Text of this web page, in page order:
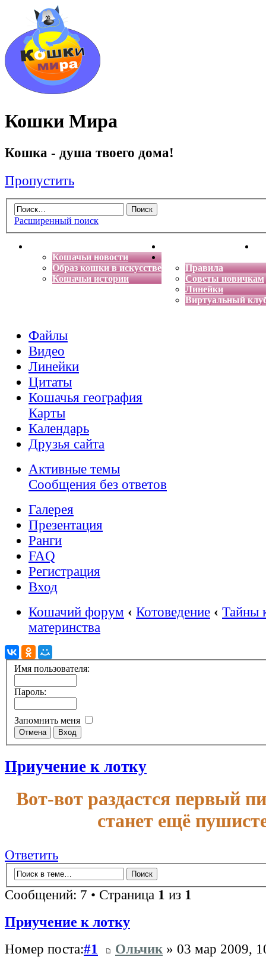
Кошки Мира
Кошка - душа твоего дома!
Пропустить
Расширенный поиск
Кошачьи новости
Образ кошки в искусстве
Кошачьи истории
Энциклопедия кошек
Правила
Советы новичкам
Линейки
Виртуальный
Файлы
Видео
Линейки
Цитаты
Кошачья география
Карты
Календарь
Друзья сайта
Активные темы
Сообщения без ответов
Галерея
Презентация
Ранги
FAQ
Регистрация
Вход
Кошачий форум ‹ Котоведение ‹ Тайны
материнства
Имя пользователя:
Пароль:
Запомнить меня
Приучение к лотку
Вот-вот раздастся первый
станет ещё
Ответить
Сообщений: 7 • Страница 1 из 1
Приучение к лотку
Номер поста:#1 Ольчик» 03 мар 2009,